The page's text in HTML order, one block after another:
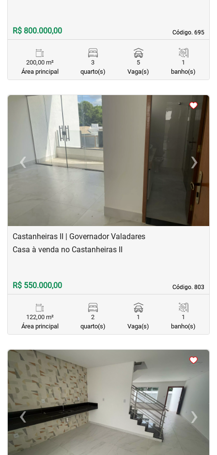
Código. 695
Código. 695
R$ 800.000,00
200,00 m²
Área principal
3
quarto(s)
5
Vaga(s)
1
banho(s)
< <
‹Previous ›
Next
Castanheiras II | Governador Valadares
Código. 803
Código. 803
Casa à venda no Castanheiras II
R$ 550.000,00
122,00 m²
Área principal
2
quarto(s)
1
Vaga(s)
1
banho(s)
< <<
‹Previous ›Next